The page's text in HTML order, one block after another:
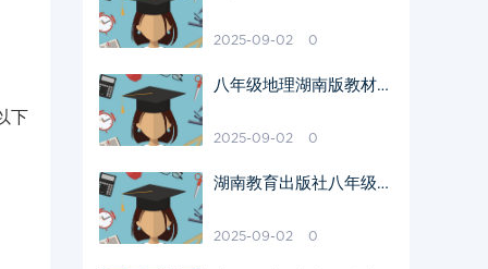
下
2025-09-02 0
八年级地理湖南版教材解
2025-09-02 0
湖南教育出版社八年级地
2025-09-02 0